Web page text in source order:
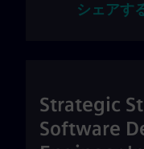
シェアす
Strategic
Software